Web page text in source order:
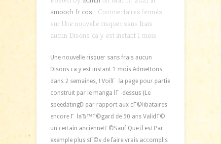
smooch fr cos | Commentaires fermés
sur Une nouvelle risquer sans frais
aucun Disons ca y est instant 1 mois
Une nouvelle risquer sans frais aucun
Disons ca y est instant 1 mois Admettons
dans 2 semaines, ! VoilГ la page pour partie
construit par le manga lГ -dessus (Le
speedatingD par rapport aux cГ©libataires
encore Г lвЂ™Г©gard de 50 ans ValidГ©
un certain anciennetГ©Sauf Que il est Par
exemple plus sГ©v de faire vrais accomplis